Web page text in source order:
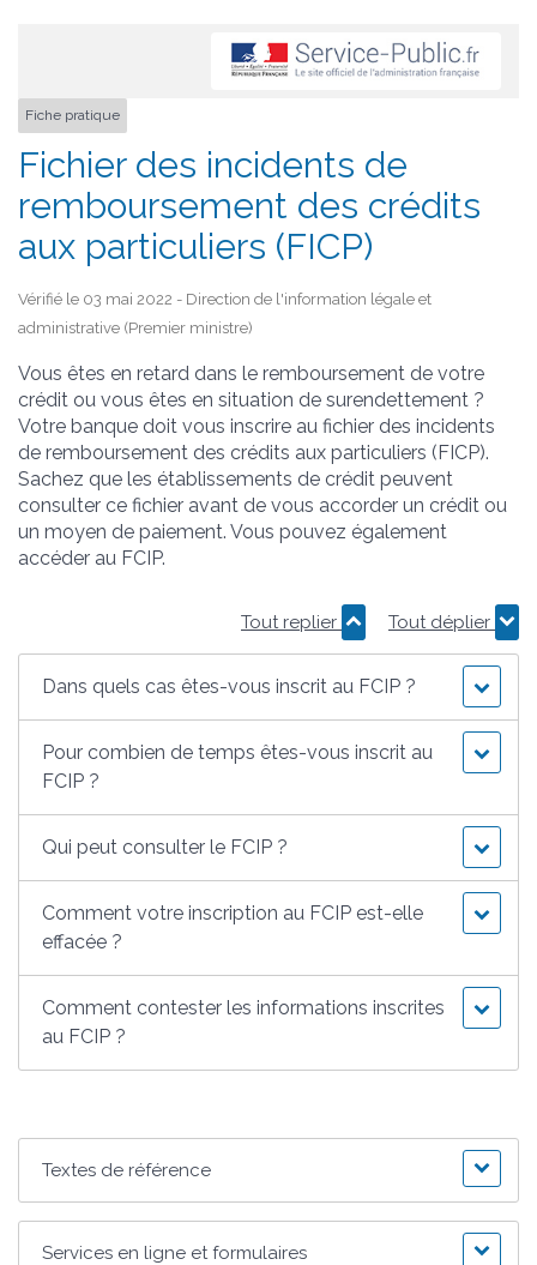
Fiche pratique
Fichier des incidents de
remboursement des crédits
aux particuliers (FICP)
Vérifié le 03 mai 2022 - Direction de l'information légale et
administrative (Premier ministre)
Vous êtes en retard dans le remboursement de votre
crédit ou vous êtes en situation de surendettement ?
Votre banque doit vous inscrire au fichier des incidents
de remboursement des crédits aux particuliers (FICP).
Sachez que les établissements de crédit peuvent
consulter ce fichier avant de vous accorder un crédit ou
un moyen de paiement. Vous pouvez également
accéder au FCIP.
Tout replier Tout déplier
Dans quels cas êtes-vous inscrit au FCIP ?
Pour combien de temps êtes-vous inscrit au
FCIP ?
Qui peut consulter le FCIP ?
Comment votre inscription au FCIP est-elle
effacée ?
Comment contester les informations inscrites
au FCIP ?
Textes de référence
Services en ligne et formulaires